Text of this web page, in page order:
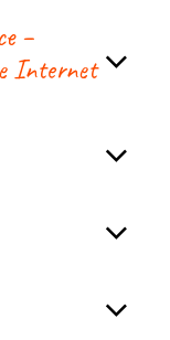
–
Internet